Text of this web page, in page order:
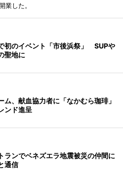
業した。
初のイベント「市後浜祭」 SUPや
聖地に
ム、献血協力者に「なかむら珈琲」
ンド進呈
ランでベネズエラ地震被災の仲間に
通信